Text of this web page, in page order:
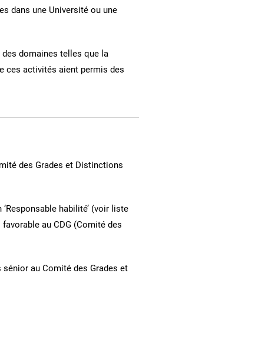
dans une Université ou une
des domaines telles que la
ces activités aient permis des
des Grades et Distinctions
habilité’ (voir liste
au CDG (Comité des
au Comité des Grades et